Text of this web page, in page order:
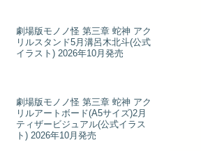
劇場版モノノ怪 第三章 蛇神 アク
リルスタンド5月溝呂木北斗(公式
イラスト) 2026年10月発売
劇場版モノノ怪 第三章 蛇神 アク
リルアートボード(A5サイズ)2月
ティザービジュアル(公式イラス
ト) 2026年10月発売